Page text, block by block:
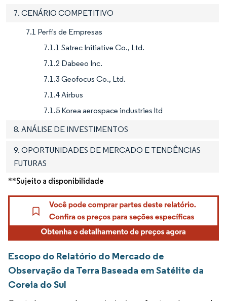
7. CENÁRIO COMPETITIVO
7.1 Perfis de Empresas
7.1.1 Satrec Initiative Co., Ltd.
7.1.2 Dabeeo Inc.
7.1.3 Geofocus Co., Ltd.
7.1.4 Airbus
7.1.5 Korea aerospace industries ltd
8. ANÁLISE DE INVESTIMENTOS
9. OPORTUNIDADES DE MERCADO E TENDÊNCIAS
FUTURAS
**Sujeito a disponibilidade
Escopo do Relatório do Mercado de
Observação da Terra Baseada em Satélite da
Coreia do Sul